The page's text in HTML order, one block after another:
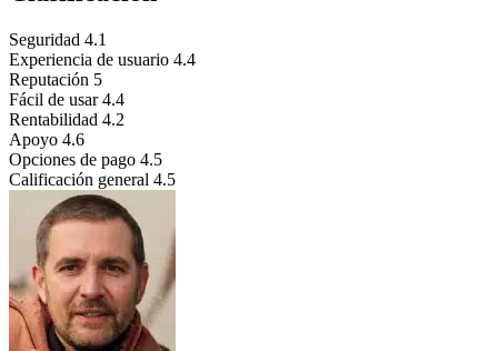
Seguridad 4.1
Experiencia de usuario 4.4
Reputación 5
Fácil de usar 4.4
Rentabilidad 4.2
Apoyo 4.6
Opciones de pago 4.5
Calificación general 4.5